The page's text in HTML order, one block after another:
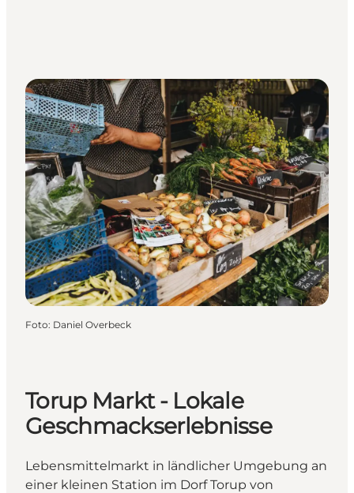
Foto: Daniel Overbeck
Torup Markt - Lokale
Geschmackserlebnisse
Lebensmittelmarkt in ländlicher Umgebung an
einer kleinen Station im Dorf Torup von